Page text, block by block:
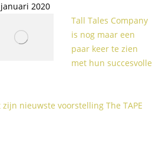
2020
Tall Tales Company
is nog maar een
paar keer te zien
met hun succesvolle
nieuwste voorstelling The TAPE